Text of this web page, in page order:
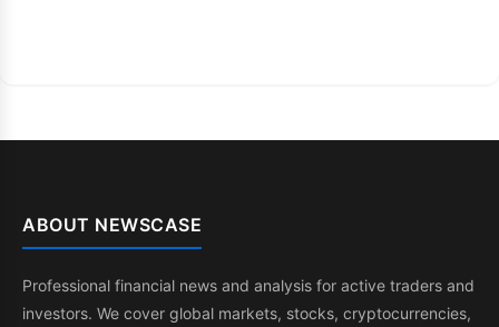
ABOUT NEWSCASE
Professional financial news and analysis for active traders and
investors. We cover global markets, stocks, cryptocurrencies,